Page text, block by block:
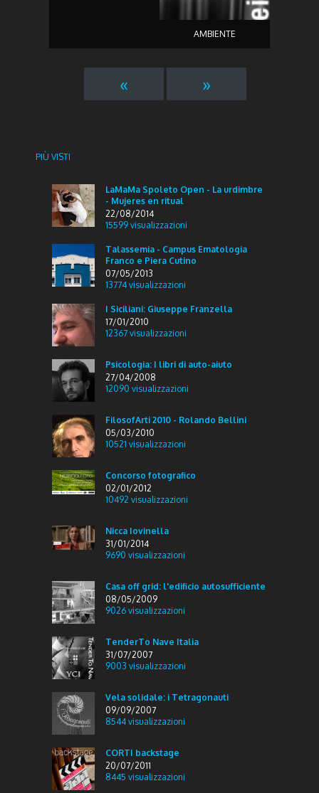
AMBIENTE
« Precedente
»
PIÙ VISTI
LaMaMa Spoleto Open - La urdimbre
- Mujeres en ritual
22/08/2014
15599 visualizzazioni
Talassemia - Campus Ematologia
Franco e Piera Cutino
07/05/2013
13774 visualizzazioni
I Siciliani: Giuseppe Franzella
17/01/2010
12367 visualizzazioni
Psicologia: I libri di auto-aiuto
27/04/2008
12090 visualizzazioni
FilosofArti 2010 - Rolando Bellini
05/03/2010
10521 visualizzazioni
Concorso fotografico
02/01/2012
10492 visualizzazioni
Nicca Iovinella
31/01/2014
9690 visualizzazioni
Casa off grid: l'edificio autosufficiente
08/05/2009
9026 visualizzazioni
TenderTo Nave Italia
31/07/2007
9003 visualizzazioni
Vela solidale: i Tetragonauti
09/09/2007
8544 visualizzazioni
CORTI backstage
20/07/2011
8445 visualizzazioni